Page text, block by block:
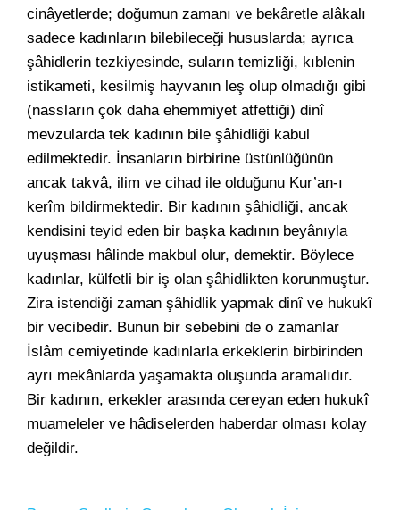
cinâyetlerde; doğumun zamanı ve bekâretle alâkalı
sadece kadınların bilebileceği hususlarda; ayrıca
şâhidlerin tezkiyesinde, suların temizliği, kıblenin
istikameti, kesilmiş hayvanın leş olup olmadığı gibi
(nassların çok daha ehemmiyet atfettiği) dinî
mevzularda tek kadının bile şâhidliği kabul
edilmektedir. İnsanların birbirine üstünlüğünün
ancak takvâ, ilim ve cihad ile olduğunu Kur’an-ı
kerîm bildirmektedir. Bir kadının şâhidliği, ancak
kendisini teyid eden bir başka kadının beyânıyla
uyuşması hâlinde makbul olur, demektir. Böylece
kadınlar, külfetli bir iş olan şâhidlikten korunmuştur.
Zira istendiği zaman şâhidlik yapmak dinî ve hukukî
bir vecibedir. Bunun bir sebebini de o zamanlar
İslâm cemiyetinde kadınlarla erkeklerin birbirinden
ayrı mekânlarda yaşamakta oluşunda aramalıdır.
Bir kadının, erkekler arasında cereyan eden hukukî
muameleler ve hâdiselerden haberdar olması kolay
değildir.